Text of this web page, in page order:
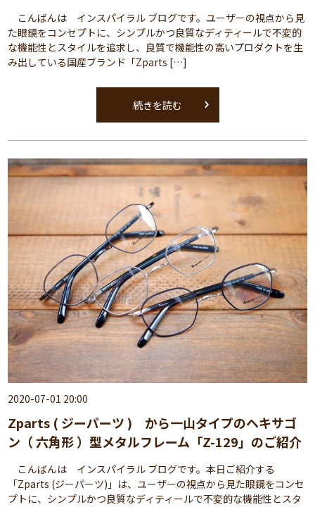
こんばんは インスパイラル ブログです。ユーザーの視点から見
た眼鏡をコンセプトに、シンプルかつ良質なディティールで不変的
な機能性とスタイルを追求し、良質で機能性の高いプロダクトを生
み出している国産ブランド「Zparts […]
続きを読む
2020-07-01 20:00
Zparts ( ジーパーツ ) から一山タイプのヘキサゴ
ン（ 六角形 ）型メタルフレーム「Z-129」のご紹介
こんばんは インスパイラル ブログです。本日ご紹介する
「Zparts (ジーパーツ)」は、ユーザーの視点から見た眼鏡をコンセ
プトに、シンプルかつ良質なディティールで不変的な機能性とスタ